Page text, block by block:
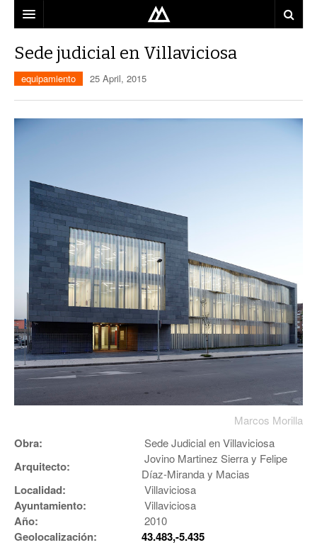
LOCALIZACIÓN
MAPA
BLOG
CONTACTO
Sede judicial en Villaviciosa
equipamiento 25 April, 2015
Marcos Morilla
Obra: Sede Judicial en Villaviciosa
Arquitecto:
Jovino Martinez Sierra y Felipe
Díaz-Miranda y Macias
Localidad: Villaviciosa
Ayuntamiento: Villaviciosa
Año: 2010
Geolocalización:
43.483,-5.435